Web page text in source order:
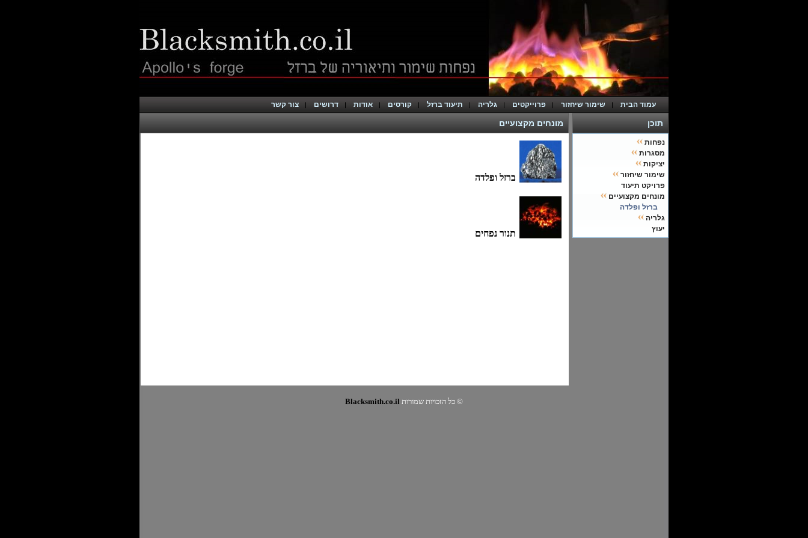
עמוד הבית שימור שיחזור פרוייקטים גלריה תיעוד ברזל קורסים אודות דרושים צור קשר
מונחים מקצועיים
ברזל ופלדה
תנור נפחים
תוכן
נפחות
מסגרות
יציקות
שימור שיחזור
פרויקט תיעוד
מונחים מקצועיים
ברזל ופלדה
גלריה
יעוץ
© כל הזכויות שמורות Blacksmith.co.il